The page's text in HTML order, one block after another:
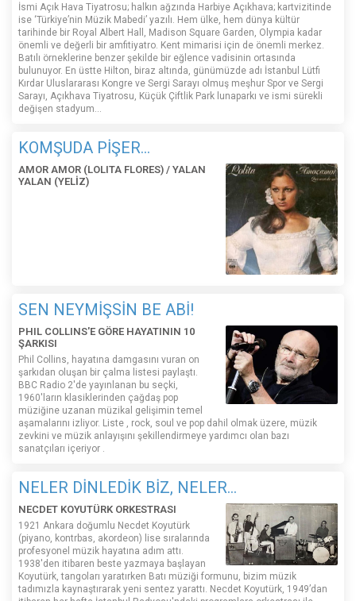
İsmi Açık Hava Tiyatrosu; halkın ağzında Harbiye Açıkhava; kartvizitinde
ise ‘Türkiye’nin Müzik Mabedi’ yazılı. Hem ülke, hem dünya kültür
tarihinde bir Royal Albert Hall, Madison Square Garden, Olympia kadar
önemli ve değerli bir amfitiyatro. Kent mimarisi için de önemli merkez.
Batılı örneklerine benzer şekilde bir eğlence vadisinin ortasında
bulunuyor. En üstte Hilton, biraz altında, günümüzde adı İstanbul Lütfi
Kırdar Uluslararası Kongre ve Sergi Sarayı olmuş meşhur Spor ve Sergi
Sarayı, Açıkhava Tiyatrosu, Küçük Çiftlik Park lunaparkı ve ismi sürekli
değişen stadyum…
KOMŞUDA PİŞER...
AMOR AMOR (LOLITA FLORES) / YALAN
YALAN (YELİZ)
SEN NEYMİŞSİN BE ABİ!
PHIL COLLINS'E GÖRE HAYATININ 10
ŞARKISI
Phil Collins, hayatına damgasını vuran on
şarkıdan oluşan bir çalma listesi paylaştı.
BBC Radio 2'de yayınlanan bu seçki,
1960'ların klasiklerinden çağdaş pop
müziğine uzanan müzikal gelişimin temel
aşamalarını izliyor. Liste , rock, soul ve pop dahil olmak üzere, müzik
zevkini ve müzik anlayışını şekillendirmeye yardımcı olan bazı
sanatçıları içeriyor .
NELER DİNLEDİK BİZ, NELER...
NECDET KOYUTÜRK ORKESTRASI
1921 Ankara doğumlu Necdet Koyutürk
(piyano, kontrbas, akordeon) lise sıralarında
profesyonel müzik hayatına adım attı.
1938'den itibaren beste yazmaya başlayan
Koyutürk, tangoları yaratırken Batı müziği formunu, bizim müzik
tadımızla kaynaştırarak yeni sentez yarattı. Necdet Koyutürk, 1949’dan